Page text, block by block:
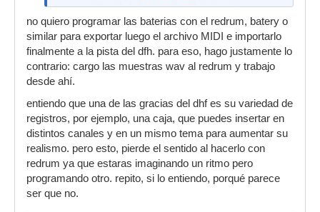
con sonidos de batería, y tendrás tu pista.
Según cómo estén los samples puestos, y según
como funcione el motor del VSTi, quizás tengas
que ajustar algunas velocidades. Por ejemplo, yo
solía programar con el Battery, y cuando me
pasé a BFD encontré que las pistas sonaban
bien, pero los HH estaban muy duros, y les tuve
que bajar la velocidad al HH en mis archivos midi
viejos.
Salu2.
no quiero programar las baterias con el redrum, batery o
similar para exportar luego el archivo MIDI e importarlo
finalmente a la pista del dfh. para eso, hago justamente lo
contrario: cargo las muestras wav al redrum y trabajo
desde ahí.
entiendo que una de las gracias del dhf es su variedad de
registros, por ejemplo, una caja, que puedes insertar en
distintos canales y en un mismo tema para aumentar su
realismo. pero esto, pierde el sentido al hacerlo con
redrum ya que estaras imaginando un ritmo pero
programando otro. repito, si lo entiendo, porqué parece
ser que no.